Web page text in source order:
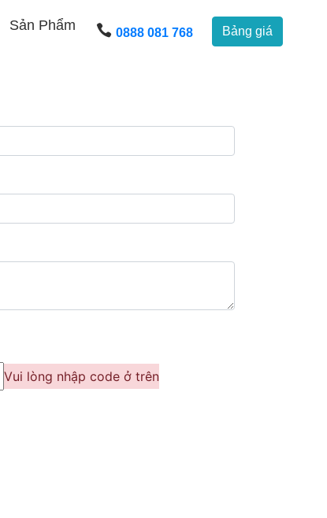
Sản Phẩm 0888 081 768 Bảng giá
Vui lòng nhập code ở trên